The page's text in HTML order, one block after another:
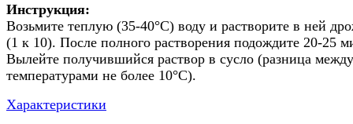
Инструкция:
Возьмите теплую (35-40°C) воду и растворите в ней
(1 к 10). После полного растворения подождите 20-25
Вылейте получившийся раствор в сусло (разница между
температурами не более 10°C).
Характеристики